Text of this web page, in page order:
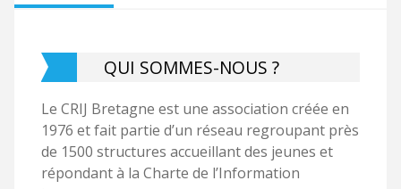
QUI SOMMES-NOUS ?
Le CRIJ Bretagne est une association créée en
1976 et fait partie d’un réseau regroupant près
de 1500 structures accueillant des jeunes et
répondant à la Charte de l’Information